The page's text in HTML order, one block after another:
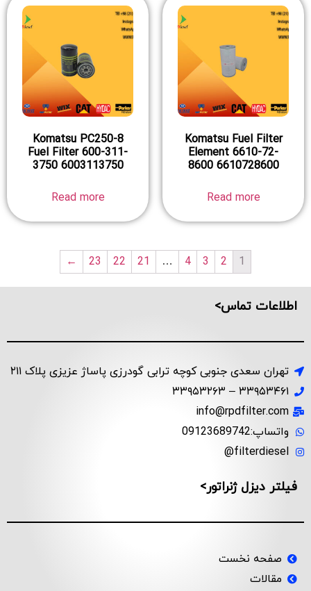
Komatsu Fuel Filter
Element 6610-72-
8600 6610728600
Read more
Komatsu PC250-8
Fuel Filter 600-311-
3750 6003113750
Read more
1
2
3
4
…
21
22
23
←
اطلاعات تماس>
تهران سعدی جنوبی کوچه ترابی گودرزی پاساژ عزیزی پلاک ۲۱۱
۳۳۹۵۳۴۶۱ – ۳۳۹۵۳۲۶۳
info@rpdfilter.com
واتساپ:09123689742
filterdiesel@
فیلتر دیزل ژنراتور>
صفحه نخست
مقالات